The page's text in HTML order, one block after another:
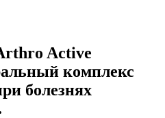
Active
комплекс
болезнях